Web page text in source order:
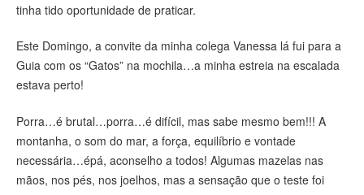
tinha tido oportunidade de praticar.
Este Domingo, a convite da minha colega Vanessa lá fui para a
Guia com os “Gatos” na mochila…a minha estreia na escalada
estava perto!
Porra…é brutal…porra…é difícil, mas sabe mesmo bem!!! A
montanha, o som do mar, a força, equilíbrio e vontade
necessária…épá, aconselho a todos! Algumas mazelas nas
mãos, nos pés, nos joelhos, mas a sensação que o teste foi